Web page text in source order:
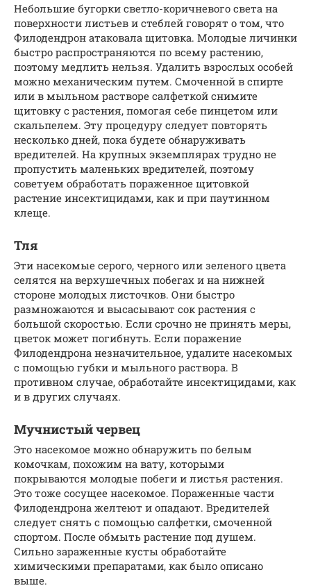
Небольшие бугорки светло-коричневого света на
поверхности листьев и стеблей говорят о том, что
Филодендрон атаковала щитовка. Молодые личинки
быстро распространяются по всему растению,
поэтому медлить нельзя. Удалить взрослых особей
можно механическим путем. Смоченной в спирте
или в мыльном растворе салфеткой снимите
щитовку с растения, помогая себе пинцетом или
скальпелем. Эту процедуру следует повторять
несколько дней, пока будете обнаруживать
вредителей. На крупных экземплярах трудно не
пропустить маленьких вредителей, поэтому
советуем обработать пораженное щитовкой
растение инсектицидами, как и при паутинном
клеще.
Тля
Эти насекомые серого, черного или зеленого цвета
селятся на верхушечных побегах и на нижней
стороне молодых листочков. Они быстро
размножаются и высасывают сок растения с
большой скоростью. Если срочно не принять меры,
цветок может погибнуть. Если поражение
Филодендрона незначительное, удалите насекомых
с помощью губки и мыльного раствора. В
противном случае, обработайте инсектицидами, как
и в других случаях.
Мучнистый червец
Это насекомое можно обнаружить по белым
комочкам, похожим на вату, которыми
покрываются молодые побеги и листья растения.
Это тоже сосущее насекомое. Пораженные части
Филодендрона желтеют и опадают. Вредителей
следует снять с помощью салфетки, смоченной
спортом. После обмыть растение под душем.
Сильно зараженные кусты обработайте
химическими препаратами, как было описано
выше.